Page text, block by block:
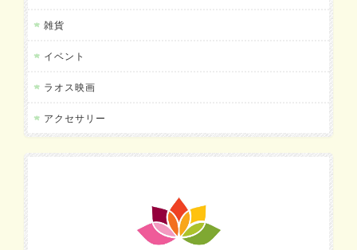
雑貨
イベント
ラオス映画
アクセサリー